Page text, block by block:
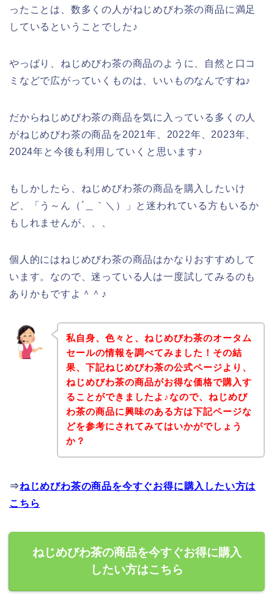
ったことは、数多くの人がねじめびわ茶の商品に満足
しているということでした♪
やっぱり、ねじめびわ茶の商品のように、自然と口コ
ミなどで広がっていくものは、いいものなんですね♪
だからねじめびわ茶の商品を気に入っている多くの人
がねじめびわ茶の商品を2021年、2022年、2023年、
2024年と今後も利用していくと思います♪
もしかしたら、ねじめびわ茶の商品を購入したいけ
ど、「う～ん（´＿｀＼）」と迷われている方もいるか
もしれませんが、、、
個人的にはねじめびわ茶の商品はかなりおすすめして
います。なので、迷っている人は一度試してみるのも
ありかもですよ＾＾♪
私自身、色々と、ねじめびわ茶のオータム
セールの情報を調べてみました！その結
果、下記ねじめびわ茶の公式ページより、
ねじめびわ茶の商品がお得な価格で購入す
ることができましたよ♪なので、ねじめび
わ茶の商品に興味のある方は下記ページな
どを参考にされてみてはいかがでしょう
か？
⇒ねじめびわ茶の商品を今すぐお得に購入したい方は
こちら
ねじめびわ茶の商品を今すぐお得に購入
したい方はこちら